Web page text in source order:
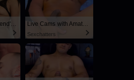
Fucking my girlfriend's hot mommy by mistake Live Cams with Amateur Men
Sexchatters